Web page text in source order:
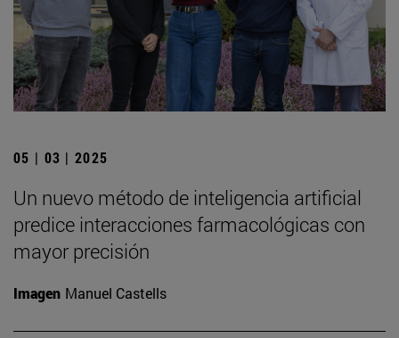
05 | 03 | 2025
Un nuevo método de inteligencia artificial
predice interacciones farmacológicas con
mayor precisión
Imagen Manuel Castells